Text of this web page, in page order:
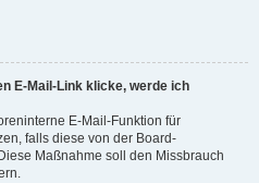
E-Mail-Link klicke, werde ich
E-Mail-Funktion für
falls diese von der Board-
Maßnahme soll den Missbrauch